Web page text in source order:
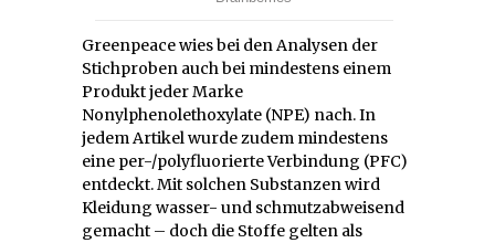
Greenpeace wies bei den Analysen der
Stichproben auch bei mindestens einem
Produkt jeder Marke
Nonylphenolethoxylate (NPE) nach. In
jedem Artikel wurde zudem mindestens
eine per-/polyfluorierte Verbindung (PFC)
entdeckt. Mit solchen Substanzen wird
Kleidung wasser- und schmutzabweisend
gemacht – doch die Stoffe gelten als